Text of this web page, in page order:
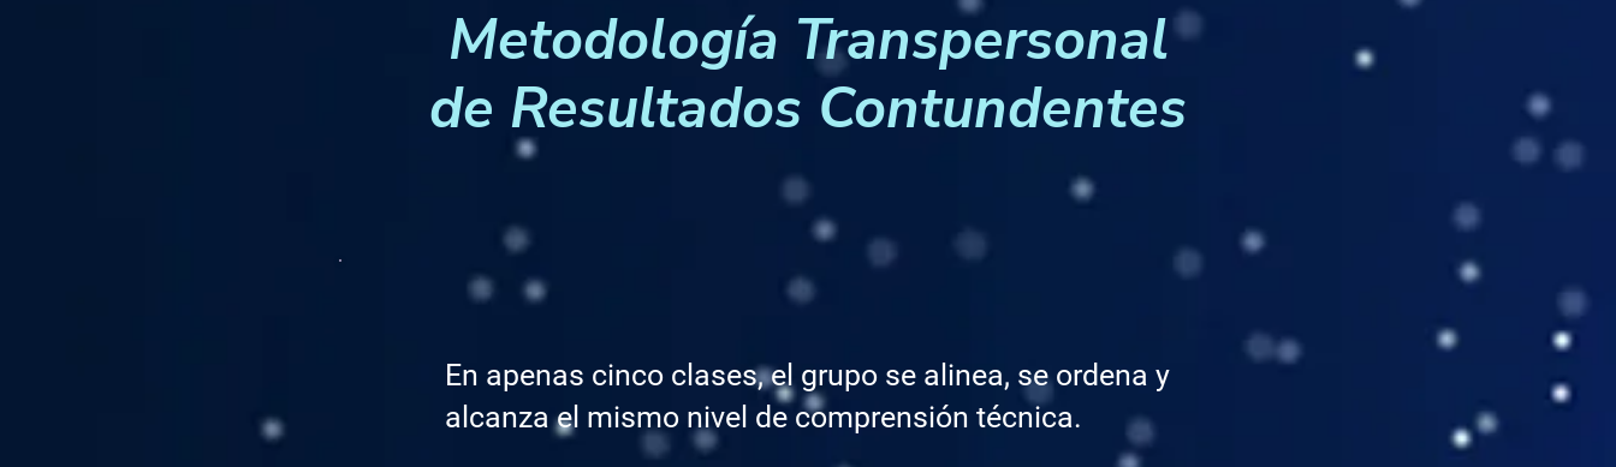
Metodología Transpersonal
de Resultados Contundentes
En apenas cinco clases, el grupo se alinea, se ordena y
alcanza el mismo nivel de comprensión técnica.